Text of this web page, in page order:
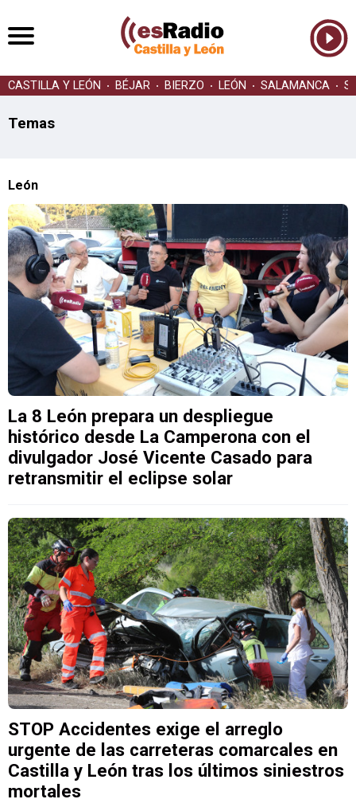
CASTILLA Y LEÓN BÉJAR BIERZO LEÓN SALAMANCA
Temas
León
La 8 León prepara un despliegue
histórico desde La Camperona con el
divulgador José Vicente Casado para
retransmitir el eclipse solar
STOP Accidentes exige el arreglo
urgente de las carreteras comarcales en
Castilla y León tras los últimos siniestros
mortales